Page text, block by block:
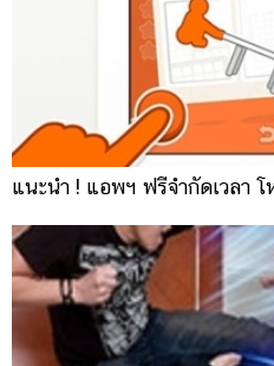
แนะนำ ! แอพฯ ฟรีจำกัดเวลา